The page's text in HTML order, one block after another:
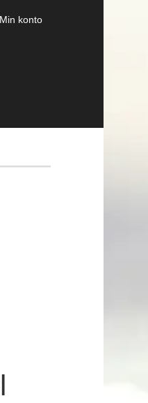
Min konto